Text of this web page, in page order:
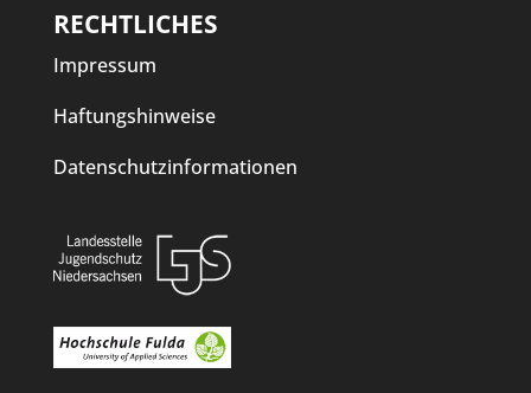
RECHTLICHES
Impressum
Haftungshinweise
Datenschutzinformationen